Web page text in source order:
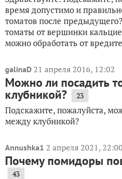
время допустимо и
томатов после
томаты от вершинки
можно обработать от
galinaD 21 апреля 2016, 12:02
Можно ли посадить
клубникой? 23
Подскажите, пожалуйста,
между клубникой?
Annushka1 2 апреля 2021, 22:00
Почему помидоры
43